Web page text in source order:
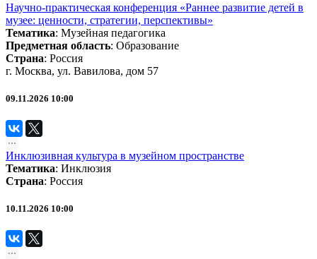
Научно-практическая конференция «Раннее развитие детей в
музее: ценности, стратегии, перспективы»
Тематика: Музейная педагогика
Предметная область: Образование
Страна: Россия
г. Москва, ул. Вавилова, дом 57
09.11.2026 10:00
Инклюзивная культура в музейном пространстве
Тематика: Инклюзия
Страна: Россия
10.11.2026 10:00